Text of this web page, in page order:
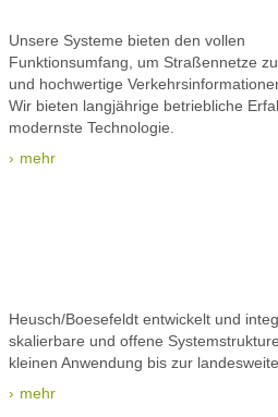
Unsere Systeme bieten den vollen
Funktionsumfang, um Straßennetze
und hochwertige
Wir bieten langjährige betriebliche
modernste Technologie.
mehr
Heusch/Boesefeldt entwickelt und
skalierbare und offene
kleinen Anwendung bis zur
mehr